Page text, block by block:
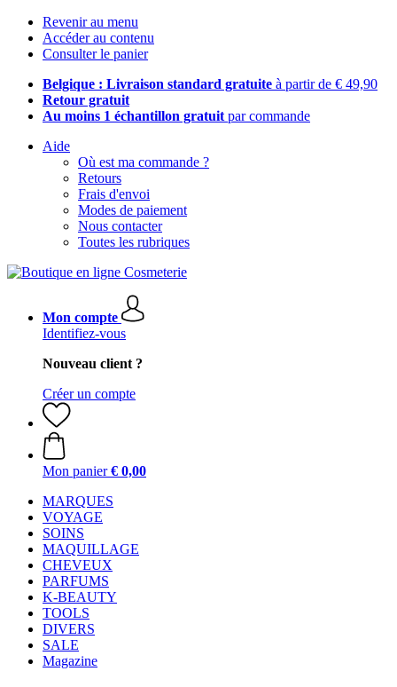
Revenir au menu
Accéder au contenu
Consulter le panier
Belgique : Livraison standard gratuite à partir de € 49,90
Retour gratuit
Au moins 1 échantillon gratuit par commande
Aide
Où est ma commande ?
Retours
Frais d'envoi
Modes de paiement
Nous contacter
Toutes les rubriques
Mon compte
Identifiez-vous
Nouveau client ?
Créer un compte
Mon panier € 0,00
MARQUES
VOYAGE
SOINS
MAQUILLAGE
CHEVEUX
PARFUMS
K-BEAUTY
TOOLS
DIVERS
SALE
Magazine